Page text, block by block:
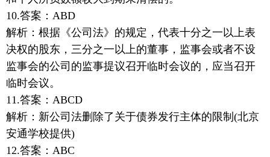
10.答案：ABD
解析：根据《公司法》的规定，代表十分之一以上表
决权的股东，三分之一以上的董事，监事会或者不设
监事会的公司的监事提议召开临时会议的，应当召开
临时会议。
11.答案：ABCD
解析：新公司法删除了关于债券发行主体的限制(北京
安通学校提供)
12.答案：ABC